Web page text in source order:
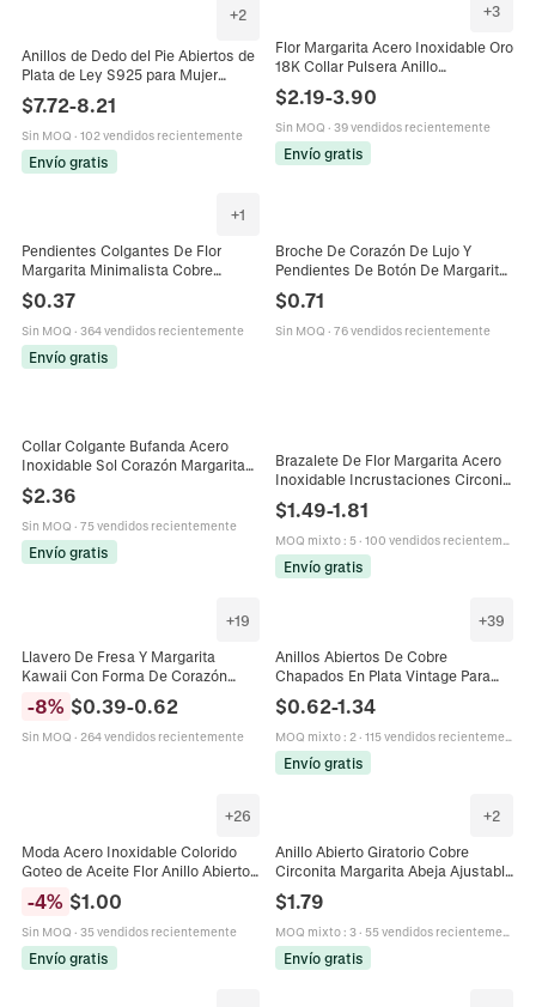
+2
Anillos de Dedo del Pie Abiertos de
Plata de Ley S925 para Mujer
Capa Diamantes de Imitación
Joyería de Playa de Verano
$7.72-8.21
Sin MOQ · 102 vendidos recientemente
Envío gratis
+3
Flor Margarita Acero Inoxidable Oro
18K Collar Pulsera Anillo
Pendientes Poste De Pendiente
Plata De Ley 925 Mujeres
$2.19-3.90
Sin MOQ · 39 vendidos recientemente
Envío gratis
+1
Pendientes Colgantes De Flor
Margarita Minimalista Cobre
Chapado En Oro Esmalte Joyería
Fresca Elegante Para Mujer
$0.37
Sin MOQ · 364 vendidos recientemente
Envío gratis
Broche De Corazón De Lujo Y
Pendientes De Botón De Margarita
De Aleación Con Diamantes De
Imitación Y Cristal Artificial Para
Banquete De Boda Joyería De
$0.71
Sin MOQ · 76 vendidos recientemente
Collar Colgante Bufanda Acero
Inoxidable Sol Corazón Margarita
Estampado Cinta Satén Gargantilla
Para Mujer Joyería Moda
Vacaciones
$2.36
Sin MOQ · 75 vendidos recientemente
Envío gratis
Brazalete De Flor Margarita Acero
Inoxidable Incrustaciones Circonia
Joyas Florales Elegantes Para
Mujer Estilo De Viaje
$1.49-1.81
MOQ mixto: 5· 100 vendidos recientemente
Envío gratis
+19
Llavero De Fresa Y Margarita
Kawaii Con Forma De Corazón
Aleación Resina Bolso Encanto
Colgante Joyas Para Mujeres Niñas
-8% $0.39-0.62
Sin MOQ · 264 vendidos recientemente
+39
Anillos Abiertos De Cobre
Chapados En Plata Vintage Para
Mujer Dulce Lazo Calado Flor
Margarita Corazón Joyería Estética
$0.62-1.34
MOQ mixto: 2· 115 vendidos recientemente
Envío gratis
+26
Moda Acero Inoxidable Colorido
Goteo de Aceite Flor Anillo Abierto
para Mujer Diseño de Nicho Lujo
Margarita Corazón Hoja Ajustable
Joyería
-4% $1.00
Sin MOQ · 35 vendidos recientemente
Envío gratis
+2
Anillo Abierto Giratorio Cobre
Circonita Margarita Abeja Ajustable
Anillo Alivio De Ansiedad Para
Mujeres
$1.79
MOQ mixto: 3· 55 vendidos recientemente
Envío gratis